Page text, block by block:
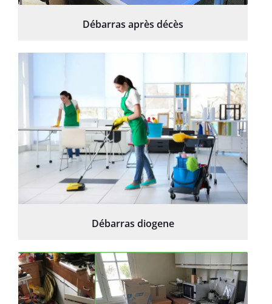
Débarras après décès
Débarras diogene